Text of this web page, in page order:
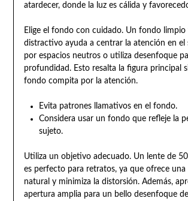
atardecer, donde la luz es cálida y
Elige el fondo con cuidado. Un fondo limpio
distractivo ayuda a centrar la atención en el
por espacios neutros o utiliza desenfoque
profundidad. Esto resalta la figura principal
fondo compita por la atención.
Evita patrones llamativos en el fondo.
Considera usar un fondo que refleje la
sujeto.
Utiliza un objetivo adecuado. Un lente de
es perfecto para retratos, ya que ofrece una
natural y minimiza la distorsión. Además,
apertura amplia para un bello desenfoque